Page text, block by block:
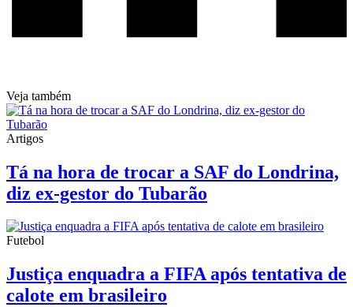
Veja também
Artigos
Tá na hora de trocar a SAF do Londrina,
diz ex-gestor do Tubarão
Futebol
Justiça enquadra a FIFA após tentativa de
calote em brasileiro